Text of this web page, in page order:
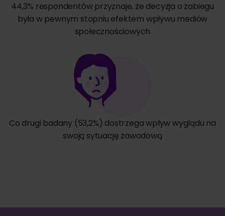
44,3% respondentów przyznaje, że decyzja o zabiegu
była w pewnym stopniu efektem wpływu mediów
społecznościowych
Co drugi badany (53,2%) dostrzega wpływ wyglądu na
swoją sytuację zawodową